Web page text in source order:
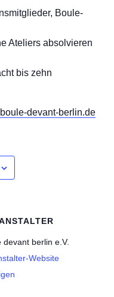
Boule-
Ateliers absolvieren
bis zehn
devant-berlin.de
devant berlin e.V.
Website